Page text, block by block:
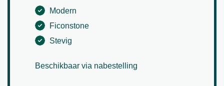
Modern
Ficonstone
Stevig
Beschikbaar via nabestelling